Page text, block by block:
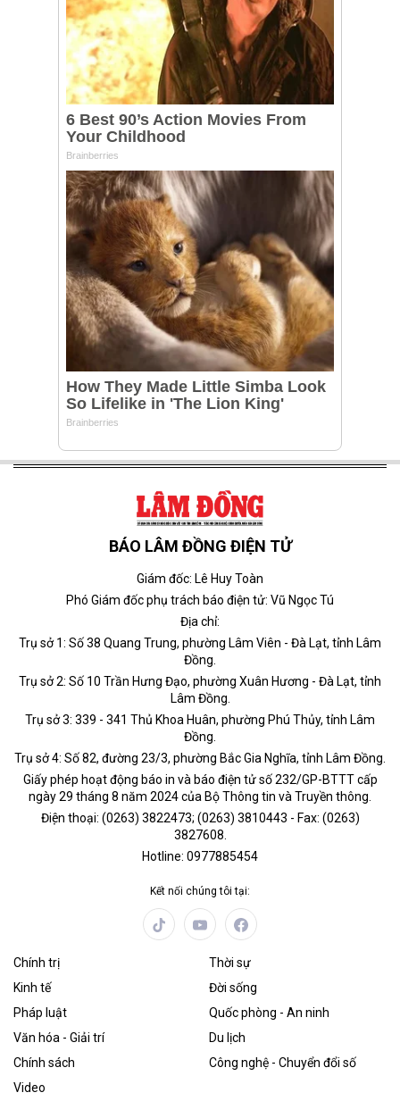
BÁO LÂM ĐỒNG ĐIỆN TỬ
Giám đốc: Lê Huy Toàn
Phó Giám đốc phụ trách báo điện tử: Vũ Ngọc Tú
Địa chỉ:
Trụ sở 1: Số 38 Quang Trung, phường Lâm Viên - Đà Lạt, tỉnh Lâm
Đồng.
Trụ sở 2: Số 10 Trần Hưng Đạo, phường Xuân Hương - Đà Lạt, tỉnh
Lâm Đồng.
Trụ sở 3: 339 - 341 Thủ Khoa Huân, phường Phú Thủy, tỉnh Lâm
Đồng.
Trụ sở 4: Số 82, đường 23/3, phường Bắc Gia Nghĩa, tỉnh Lâm Đồng.
Giấy phép hoạt động báo in và báo điện tử số 232/GP-BTTT cấp
ngày 29 tháng 8 năm 2024 của Bộ Thông tin và Truyền thông.
Điện thoại: (0263) 3822473; (0263) 3810443 - Fax: (0263)
3827608.
Hotline: 0977885454
Kết nối chúng tôi tại:
Chính trị
Thời sự
Kinh tế
Đời sống
Pháp luật
Quốc phòng - An ninh
Văn hóa - Giải trí
Du lịch
Chính sách
Công nghệ - Chuyển đổi số
Video